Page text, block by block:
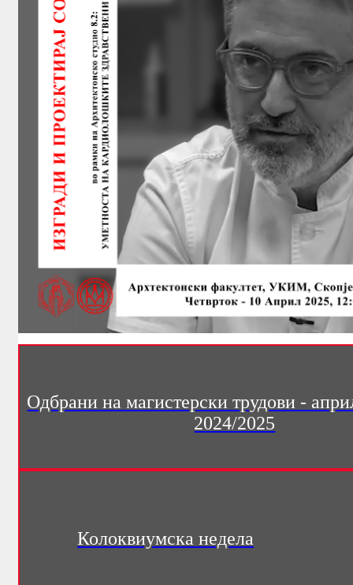
Одбрани на магистерски трудови -
2024/2025
Колоквиумска недела